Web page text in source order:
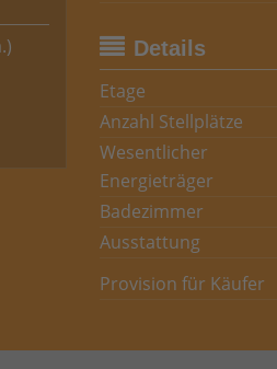
Details
Etage
Anzahl Stellplätze
Wesentlicher
Energieträger
Badezimmer
Ausstattung
Provision für Käufer